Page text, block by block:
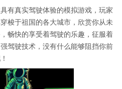
有真实驾驶体验的模拟游戏，玩家
梭于祖国的各大城市，欣赏你从未
畅快的享受着驾驶的乐趣，征服着
驾驶技术，没有什么能够阻挡你前